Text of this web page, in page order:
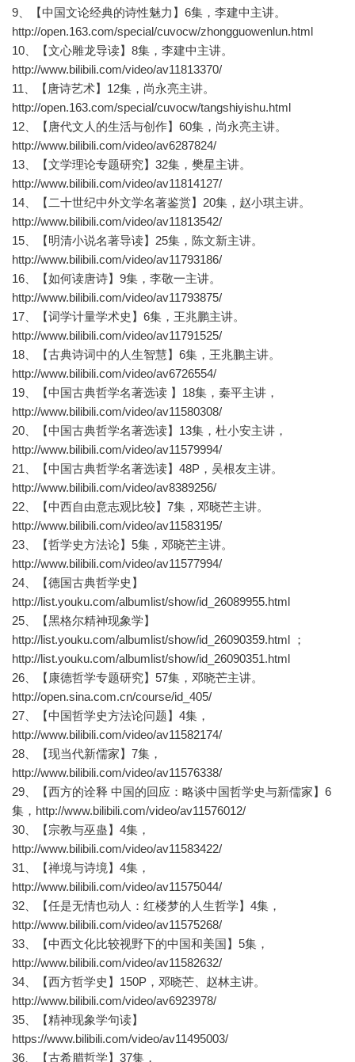
9、【中国文论经典的诗性魅力】6集，李建中主讲。
http://open.163.com/special/cuvocw/zhongguowenlun.html
10、【文心雕龙导读】8集，李建中主讲。
http://www.bilibili.com/video/av11813370/
11、【唐诗艺术】12集，尚永亮主讲。
http://open.163.com/special/cuvocw/tangshiyishu.html
12、【唐代文人的生活与创作】60集，尚永亮主讲。
http://www.bilibili.com/video/av6287824/
13、【文学理论专题研究】32集，樊星主讲。
http://www.bilibili.com/video/av11814127/
14、【二十世纪中外文学名著鉴赏】20集，赵小琪主讲。
http://www.bilibili.com/video/av11813542/
15、【明清小说名著导读】25集，陈文新主讲。
http://www.bilibili.com/video/av11793186/
16、【如何读唐诗】9集，李敬一主讲。
http://www.bilibili.com/video/av11793875/
17、【词学计量学术史】6集，王兆鹏主讲。
http://www.bilibili.com/video/av11791525/
18、【古典诗词中的人生智慧】6集，王兆鹏主讲。
http://www.bilibili.com/video/av6726554/
19、【中国古典哲学名著选读 】18集，秦平主讲，
http://www.bilibili.com/video/av11580308/
20、【中国古典哲学名著选读】13集，杜小安主讲，
http://www.bilibili.com/video/av11579994/
21、【中国古典哲学名著选读】48P，吴根友主讲。
http://www.bilibili.com/video/av8389256/
22、【中西自由意志观比较】7集，邓晓芒主讲。
http://www.bilibili.com/video/av11583195/
23、【哲学史方法论】5集，邓晓芒主讲。
http://www.bilibili.com/video/av11577994/
24、【德国古典哲学史】
http://list.youku.com/albumlist/show/id_26089955.html
25、【黑格尔精神现象学】
http://list.youku.com/albumlist/show/id_26090359.html ；
http://list.youku.com/albumlist/show/id_26090351.html
26、【康德哲学专题研究】57集，邓晓芒主讲。
http://open.sina.com.cn/course/id_405/
27、【中国哲学史方法论问题】4集，
http://www.bilibili.com/video/av11582174/
28、【现当代新儒家】7集，
http://www.bilibili.com/video/av11576338/
29、【西方的诠释 中国的回应：略谈中国哲学史与新儒家】6
集，http://www.bilibili.com/video/av11576012/
30、【宗教与巫蛊】4集，
http://www.bilibili.com/video/av11583422/
31、【禅境与诗境】4集，
http://www.bilibili.com/video/av11575044/
32、【任是无情也动人：红楼梦的人生哲学】4集，
http://www.bilibili.com/video/av11575268/
33、【中西文化比较视野下的中国和美国】5集，
http://www.bilibili.com/video/av11582632/
34、【西方哲学史】150P，邓晓芒、赵林主讲。
http://www.bilibili.com/video/av6923978/
35、【精神现象学句读】
https://www.bilibili.com/video/av11495003/
36、【古希腊哲学】37集，